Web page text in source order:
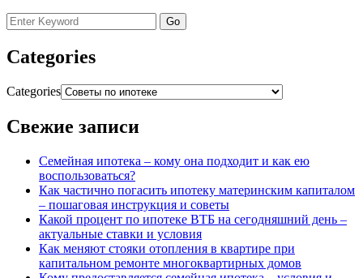
Categories
Categories
Свежие записи
Семейная ипотека – кому она подходит и как ею
воспользоваться?
Как частично погасить ипотеку материнским капиталом
– пошаговая инструкция и советы
Какой процент по ипотеке ВТБ на сегодняшний день –
актуальные ставки и условия
Как меняют стояки отопления в квартире при
капитальном ремонте многоквартирных домов